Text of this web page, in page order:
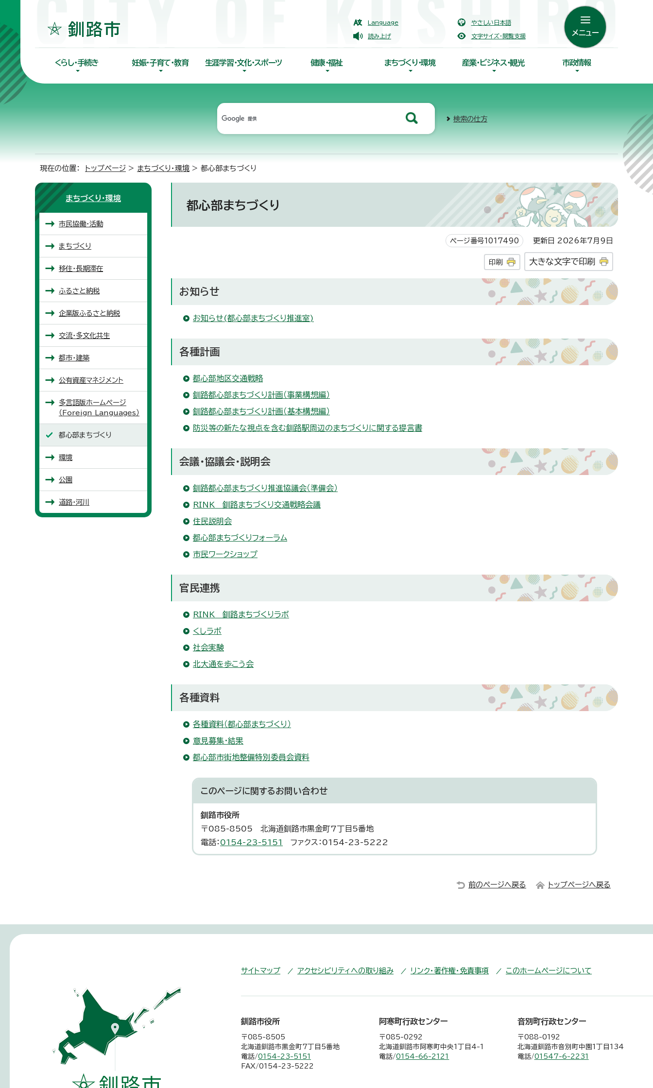
Language やさしい日本語
読み上げ 文字サイズ・閲覧支援 メニュー
くらし・手続き 妊娠・子育て・教育 生涯学習・文化・スポーツ 健康・福祉 まちづくり・環境 産業・ビジネス・観光 市政情報
検索の仕方
現在の位置： トップページ > まちづくり・環境 > 都心部まちづくり
都心部まちづくり
ページ番号1017490 更新日 2026年7月9日
印刷 大きな文字で印刷
お知らせ
お知らせ(都心部まちづくり推進室)
各種計画
都心部地区交通戦略
釧路都心部まちづくり計画（事業構想編）
釧路都心部まちづくり計画（基本構想編）
防災等の新たな視点を含む釧路駅周辺のまちづくりに関する提言書
会議・協議会・説明会
釧路都心部まちづくり推進協議会（準備会）
RINK 釧路まちづくり交通戦略会議
住民説明会
都心部まちづくりフォーラム
市民ワークショップ
官民連携
RINK 釧路まちづくりラボ
くしラボ
社会実験
北大通を歩こう会
各種資料
各種資料（都心部まちづくり）
意見募集・結果
都心部市街地整備特別委員会資料
このページに関するお問い合わせ
釧路市役所
〒085-8505 北海道釧路市黒金町7丁目5番地
電話： 0154-23-5151 ファクス：0154-23-5222
まちづくり・環境
市民協働・活動
まちづくり
移住・長期滞在
ふるさと納税
企業版ふるさと納税
交流・多文化共生
都市・建築
公有資産マネジメント
多言語版ホームページ
（ Foreign Languages ）
都心部まちづくり
環境
公園
道路・河川
前のページへ戻る トップページへ戻る
サイトマップ アクセシビリティへの取り組み リンク・著作権・免責事項 このホームページについて
釧路市役所
〒085-8505
北海道釧路市黒金町7丁目5番地
電話/0154-23-5151
FAX/0154-23-5222
阿寒町行政センター
〒085-0292
北海道釧路市阿寒町中央1丁目4-1
電話/0154-66-2121
音別町行政センター
〒088-0192
北海道釧路市音別町中園1丁目134
電話/01547-6-2231